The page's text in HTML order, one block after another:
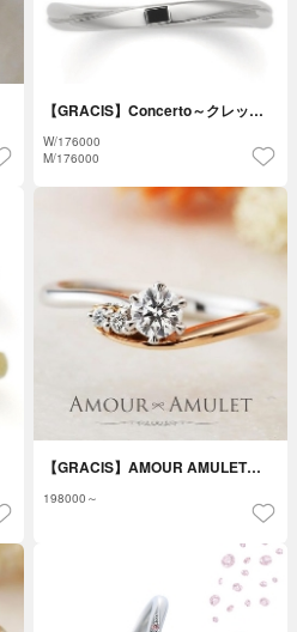
【GRACIS】Concerto～クレッ…
W/176000
M/176000
【GRACIS】AMOUR AMULET…
198000～